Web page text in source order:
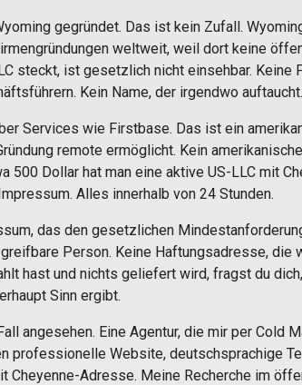
gegründet. Das ist kein Zufall.
weltweit, weil dort keine
steckt, ist gesetzlich nicht einsehbar. Keine
Kein Name, der irgendwo auftaucht.
Services wie Firstbase. Das ist ein
remote ermöglicht. Kein
500 Dollar hat man eine aktive US-LLC mit
Alles innerhalb von 24 Stunden.
das den gesetzlichen
Person. Keine Haftungsadresse, die
hast und nichts geliefert wird, fragst du
Sinn ergibt.
angesehen. Eine Agentur, die mir per Cold
professionelle Website, deutschsprachige
Cheyenne-Adresse. Meine Recherche im